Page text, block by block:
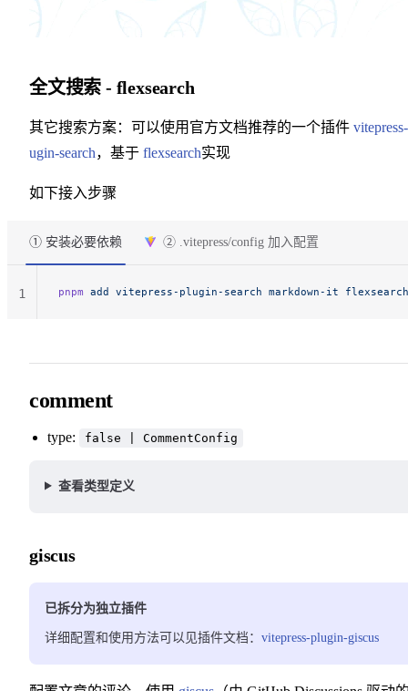
全文搜索 - flexsearch
其它搜索方案：可以使用官方文档推荐的一个插件
ugin-search，基于 flexsearch实现
如下接入步骤
① 安装必要依赖 ② .vitepress/config 加入配置
pnpm add vitepress-plugin-search markdown-it flexsearch
1
comment
type: false | CommentConfig
查看类型定义
giscus
已拆分为独立插件
详细配置和使用方法可以见插件文档： vitepress-plugin-giscus